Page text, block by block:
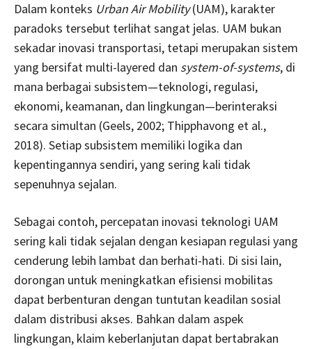
Dalam konteks Urban Air Mobility(UAM), karakter
paradoks tersebut terlihat sangat jelas. UAM bukan
sekadar inovasi transportasi, tetapi merupakan sistem
yang bersifat multi-layered dan system-of-systems, di
mana berbagai subsistem—teknologi, regulasi,
ekonomi, keamanan, dan lingkungan—berinteraksi
secara simultan (Geels, 2002; Thipphavong et al.,
2018). Setiap subsistem memiliki logika dan
kepentingannya sendiri, yang sering kali tidak
sepenuhnya sejalan.
Sebagai contoh, percepatan inovasi teknologi UAM
sering kali tidak sejalan dengan kesiapan regulasi yang
cenderung lebih lambat dan berhati-hati. Di sisi lain,
dorongan untuk meningkatkan efisiensi mobilitas
dapat berbenturan dengan tuntutan keadilan sosial
dalam distribusi akses. Bahkan dalam aspek
lingkungan, klaim keberlanjutan dapat bertabrakan